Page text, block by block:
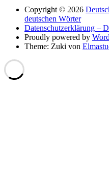
Copyright © 2026
deutschen Wörter
Datenschutzerklärung –
Proudly powered by
Theme: Zuki von